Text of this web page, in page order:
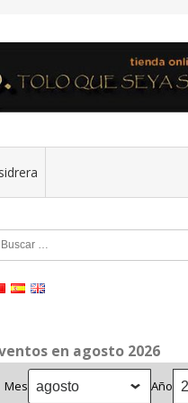
en agosto 2026
Mes Año